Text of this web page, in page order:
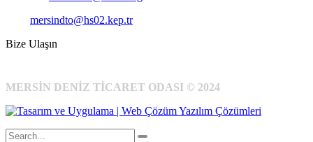
mersindto@hs02.kep.tr
Bize Ulaşın
MERSİN DENİZ TİCARET ODASI © 2024